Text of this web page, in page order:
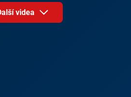
videa